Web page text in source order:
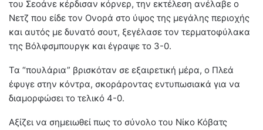
του Σεοάνε κέρδισαν κόρνερ, την εκτέλεση ανέλαβε ο
Νετζ που είδε τον Ονορά στο ύψος της μεγάλης περιοχής
και αυτός με δυνατό σουτ, ξεγέλασε τον τερματοφύλακα
της Βόλφσμπουργκ και έγραψε το 3-0.
Τα “πουλάρια” βρισκόταν σε εξαιρετική μέρα, ο Πλεά
έφυγε στην κόντρα, σκοράροντας εντυπωσιακά για να
διαμορφώσει το τελικό 4-0.
Αξίζει να σημειωθεί πως το σύνολο του Νίκο Κόβατς